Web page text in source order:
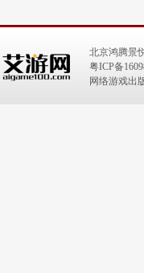
北京鸿腾景
粤ICP备
网络游戏出